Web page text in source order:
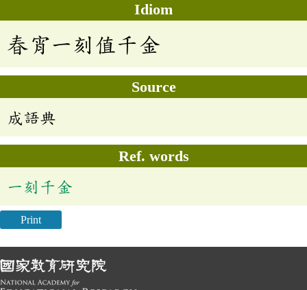
Idiom
春宵一刻值千金
Source
成語典
Ref. words
一刻千金
Print